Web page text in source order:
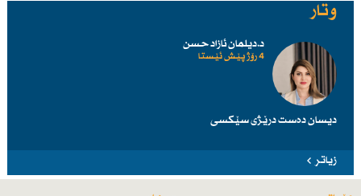
وتار
د.دیلمان ئازاد حسن
4 رۆژ پێش ئێستا
دیسان دەست درێژی سێكسی
زیاتر